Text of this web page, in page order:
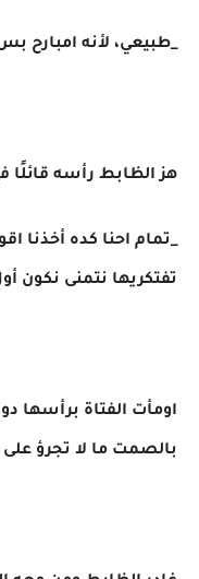
_طبيعي، لأنه امبارح
هز الظابط رأسه قائلًا
_تمام احنا كده أخذنا
تفتكريها نتمنى نكون
اومأت الفتاة برأسها
بالصمت ما لا تجرؤ على